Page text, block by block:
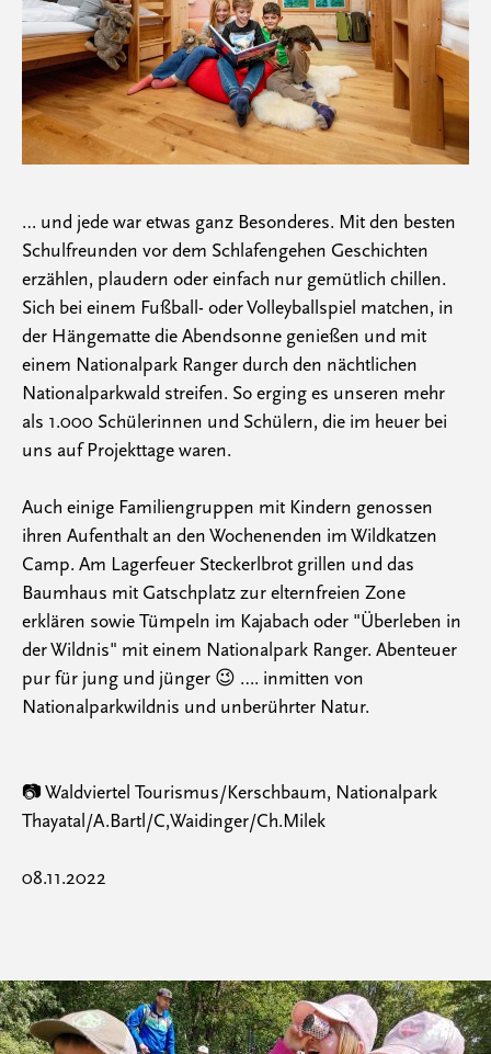
… und jede war etwas ganz Besonderes. Mit den besten
Schulfreunden vor dem Schlafengehen Geschichten
erzählen, plaudern oder einfach nur gemütlich chillen.
Sich bei einem Fußball- oder Volleyballspiel matchen, in
der Hängematte die Abendsonne genießen und mit
einem Nationalpark Ranger durch den nächtlichen
Nationalparkwald streifen. So erging es unseren mehr
als 1.000 Schülerinnen und Schülern, die im heuer bei
uns auf Projekttage waren.
Auch einige Familiengruppen mit Kindern genossen
ihren Aufenthalt an den Wochenenden im Wildkatzen
Camp. Am Lagerfeuer Steckerlbrot grillen und das
Baumhaus mit Gatschplatz zur elternfreien Zone
erklären sowie Tümpeln im Kajabach oder "Überleben in
der Wildnis" mit einem Nationalpark Ranger. Abenteuer
pur für jung und jünger 😉 …. inmitten von
Nationalparkwildnis und unberührter Natur.
📷 Waldviertel Tourismus/Kerschbaum, Nationalpark
Thayatal/A.Bartl/C,Waidinger/Ch.Milek
08.11.2022